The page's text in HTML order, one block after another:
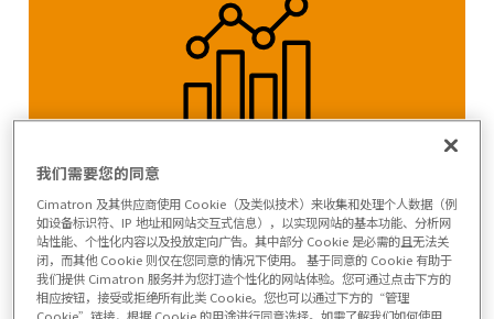
在设计过程的每个步骤中使用先进的刀具系统，
将电极设计时间切削 80%。
我们需要您的同意
Cimatron 及其供应商使用 Cookie（及类似技术）来收集和处理个人数据（例
如设备标识符、IP 地址和网站交互式信息），以实现网站的基本功能、分析网
站性能、个性化内容以及投放定向广告。其中部分 Cookie 是必需的且无法关
闭，而其他 Cookie 则仅在您同意的情况下使用。 基于同意的 Cookie 有助于
我们提供 Cimatron 服务并为您打造个性化的网站体验。您可通过点击下方的
相应按钮，接受或拒绝所有此类 Cookie。您也可以通过下方的“管理